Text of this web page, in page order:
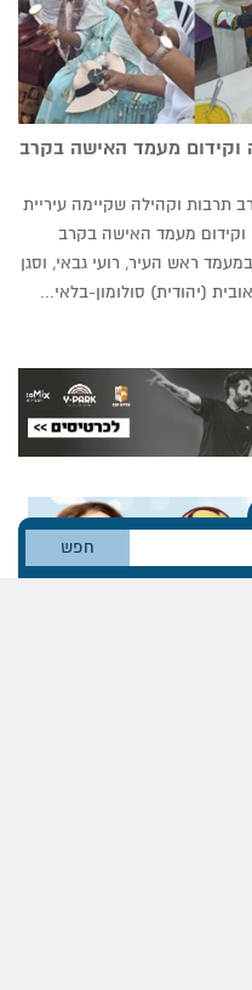
וקידום מעמד האישה בקרב
תרבות וקהילה שקיימה עיריית
וקידום מעמד האישה בקרב
ראש העיר, רועי גבאי, וסגן
(יהודית) סולומון-בלאי...